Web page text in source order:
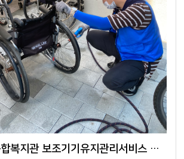
문경시장애인종합복지관 보조기기유지관리서비스 및 찾아가는 전시회 진행